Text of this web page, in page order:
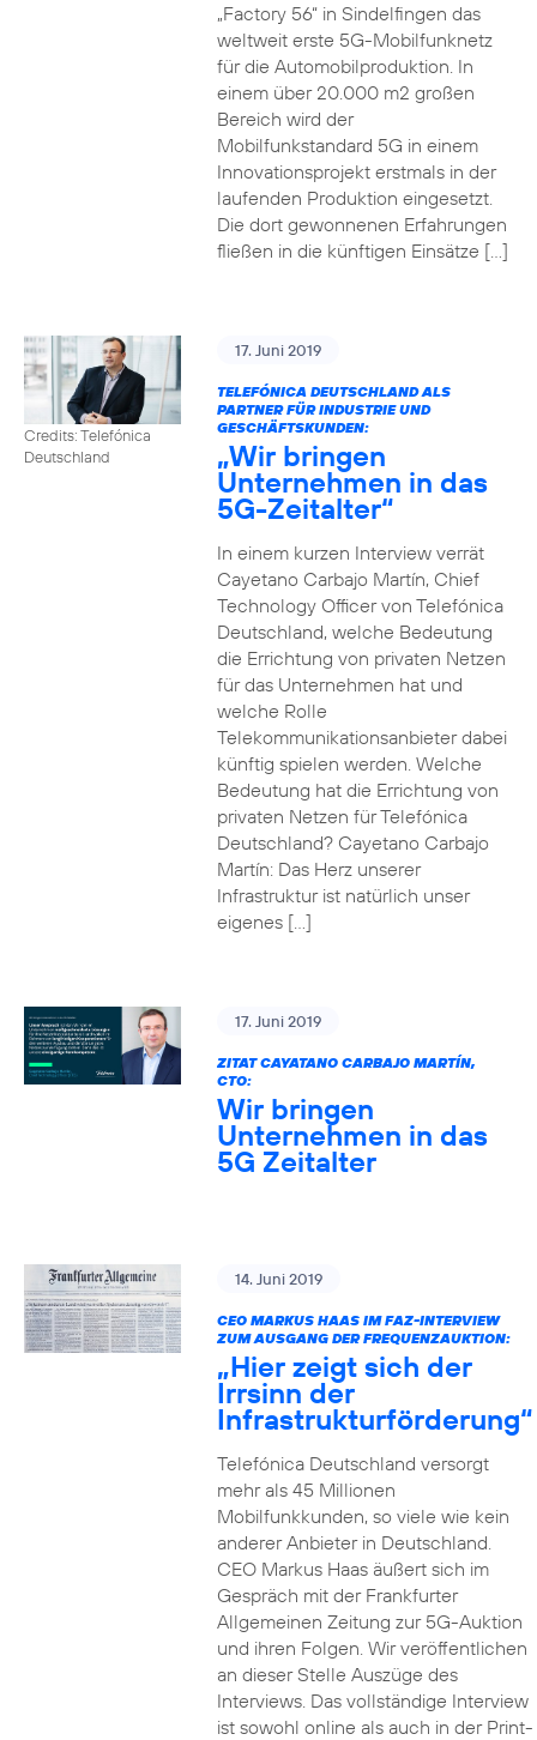
„Factory 56“ in Sindelfingen das
weltweit erste 5G-Mobilfunknetz
für die Automobilproduktion. In
einem über 20.000 m2 großen
Bereich wird der
Mobilfunkstandard 5G in einem
Innovationsprojekt erstmals in der
laufenden Produktion eingesetzt.
Die dort gewonnenen Erfahrungen
fließen in die künftigen Einsätze […]
Credits: Telefónica
Deutschland
17. Juni 2019
TELEFÓNICA DEUTSCHLAND ALS
PARTNER FÜR INDUSTRIE UND
GESCHÄFTSKUNDEN:
„Wir bringen
Unternehmen in das
5G-Zeitalter“
In einem kurzen Interview verrät
Cayetano Carbajo Martín, Chief
Technology Officer von Telefónica
Deutschland, welche Bedeutung
die Errichtung von privaten Netzen
für das Unternehmen hat und
welche Rolle
Telekommunikationsanbieter dabei
künftig spielen werden. Welche
Bedeutung hat die Errichtung von
privaten Netzen für Telefónica
Deutschland? Cayetano Carbajo
Martín: Das Herz unserer
Infrastruktur ist natürlich unser
eigenes […]
17. Juni 2019
ZITAT CAYATANO CARBAJO MARTÍN,
CTO:
Wir bringen
Unternehmen in das
5G Zeitalter
14. Juni 2019
CEO MARKUS HAAS IM FAZ-INTERVIEW
ZUM AUSGANG DER FREQUENZAUKTION:
„Hier zeigt sich der
Irrsinn der
Infrastrukturförderung“
Telefónica Deutschland versorgt
mehr als 45 Millionen
Mobilfunkkunden, so viele wie kein
anderer Anbieter in Deutschland.
CEO Markus Haas äußert sich im
Gespräch mit der Frankfurter
Allgemeinen Zeitung zur 5G-Auktion
und ihren Folgen. Wir veröffentlichen
an dieser Stelle Auszüge des
Interviews. Das vollständige Interview
ist sowohl online als auch in der Print-